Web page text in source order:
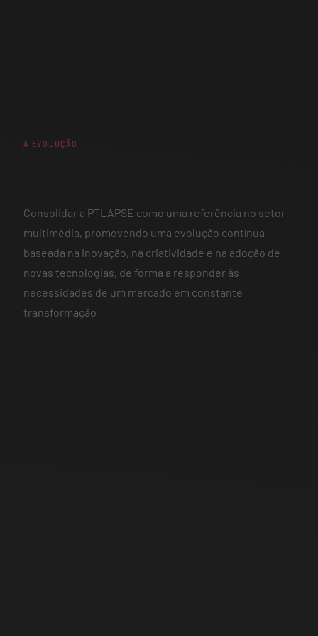
A EVOLUÇÃO
Consolidar a PTLAPSE como uma referência no setor
multimédia, promovendo uma evolução contínua
baseada na inovação, na criatividade e na adoção de
novas tecnologias, de forma a responder às
necessidades de um mercado em constante
transformação